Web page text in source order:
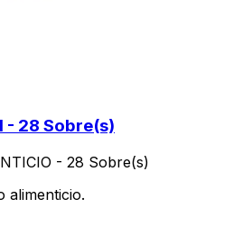
- 28 Sobre(s)
- 28 Sobre(s)
alimenticio.